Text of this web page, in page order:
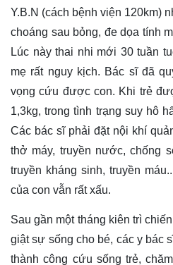
Y.B.N (cách bệnh viện 120km)
choáng sau bỏng, đe dọa tính
Lúc này thai nhi mới 30 tuần
mẹ rất nguy kịch. Bác sĩ đã
vọng cứu được con. Khi trẻ
1,3kg, trong tình trạng suy hô
Các bác sĩ phải đặt nội khí
thở máy, truyền nước, chống
truyền kháng sinh, truyền
của con vẫn rất xấu.
Sau gần một tháng kiên trì
giật sự sống cho bé, các y bác
thành công cứu sống trẻ,